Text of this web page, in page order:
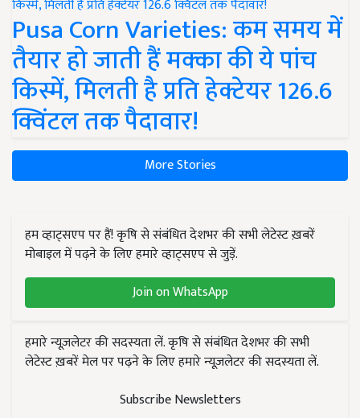
Pusa Corn Varieties: कम समय में
तैयार हो जाती हैं मक्का की ये पांच
किस्में, मिलती है प्रति हेक्टेयर 126.6
क्विंटल तक पैदावार!
More Stories
हम व्हाट्सएप पर हैं! कृषि से संबंधित देशभर की सभी लेटेस्ट ख़बरें
मोबाइल में पढ़ने के लिए हमारे व्हाट्सएप से जुड़ें.
Join on WhatsApp
हमारे न्यूज़लेटर की सदस्यता लें. कृषि से संबंधित देशभर की सभी
लेटेस्ट ख़बरें मेल पर पढ़ने के लिए हमारे न्यूज़लेटर की सदस्यता लें.
Subscribe Newsletters